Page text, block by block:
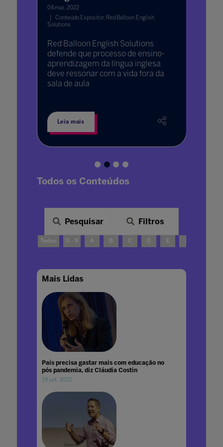
04 mai. 2022
Conteúdo Expositor, Red Balloon English
Solutions
Red Balloon English Solutions
defende que processo de ensino-
aprendizagem da língua inglesa
deve ressonar com a vida fora da
sala de aula
Leia mais
Todos os Conteúdos
Pesquisar Filtros
Todos 0 - 9 A B C E
Mais Lidas
País precisa gastar mais com educação no
pós pandemia, diz Cláudia Costin
19 set. 2022